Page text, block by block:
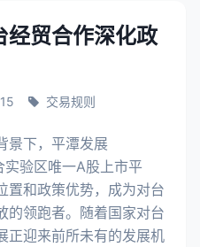
经贸合作深化政
交易规则
景下，平潭发展
实验区唯一A股上市平
置和政策优势，成为对台
的领跑者。随着国家对台
正迎来前所未有的发展机